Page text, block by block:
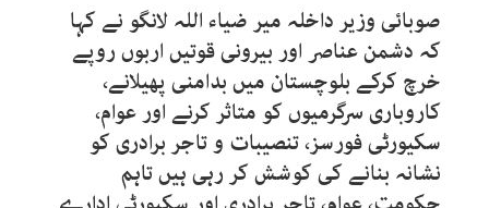
صوبائی وزیر داخلہ میر ضیاء اللہ لانگو نے کہا
کہ دشمن عناصر اور بیرونی قوتیں اربوں روپے
خرچ کرکے بلوچستان میں بدامنی پھیلانے،
کاروباری سرگرمیوں کو متاثر کرنے اور عوام،
سکیورٹی فورسز، تنصیبات و تاجر برادری کو
نشانہ بنانے کی کوشش کر رہی ہیں تاہم